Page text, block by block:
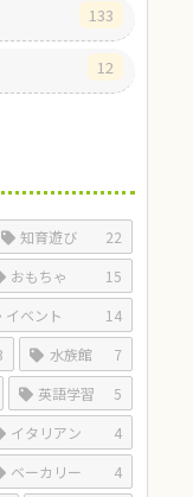
133
12
知育遊び
22
おもちゃ
15
イベント
14
水族館
7
英語学習
5
イタリアン
4
ベーカリー
4